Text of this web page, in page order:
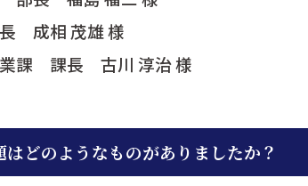
成相 茂雄 様
課 課長 古川 淳治 様
どのようなものがありましたか？